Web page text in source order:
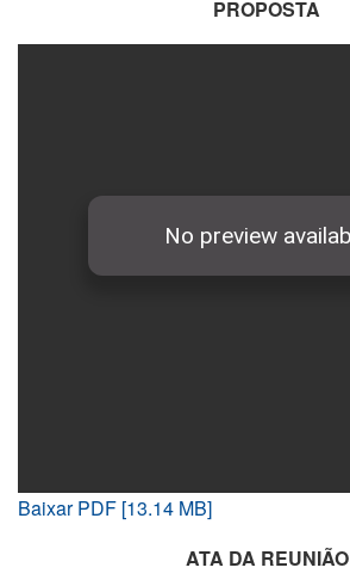
PROPOSTA
Baixar PDF [13.14 MB]
ATA DA REUNIÃO